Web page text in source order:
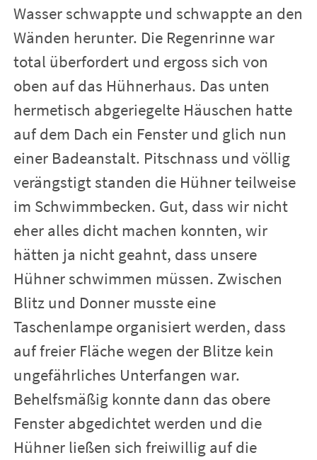
Wasser schwappte und schwappte an den
Wänden herunter. Die Regenrinne war
total überfordert und ergoss sich von
oben auf das Hühnerhaus. Das unten
hermetisch abgeriegelte Häuschen hatte
auf dem Dach ein Fenster und glich nun
einer Badeanstalt. Pitschnass und völlig
verängstigt standen die Hühner teilweise
im Schwimmbecken. Gut, dass wir nicht
eher alles dicht machen konnten, wir
hätten ja nicht geahnt, dass unsere
Hühner schwimmen müssen. Zwischen
Blitz und Donner musste eine
Taschenlampe organisiert werden, dass
auf freier Fläche wegen der Blitze kein
ungefährliches Unterfangen war.
Behelfsmäßig konnte dann das obere
Fenster abgedichtet werden und die
Hühner ließen sich freiwillig auf die